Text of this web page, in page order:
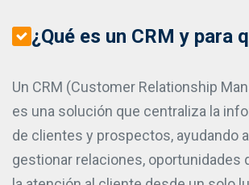
¿Qué es un CRM y para
Un CRM (Customer Relationship
es una solución que centraliza la
de clientes y prospectos, ayudando a
gestionar relaciones, oportunidades